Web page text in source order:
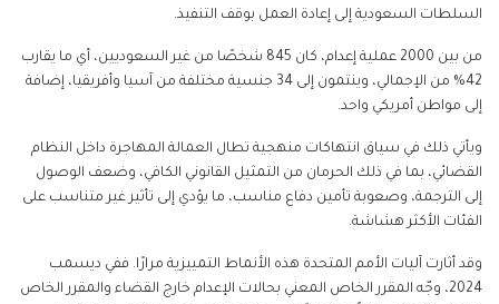
السلطات السعودية إلى إعادة العمل بوقف التنفيذ.
من بين 2000 عملية إعدام، كان 845 شخصًا من غير السعوديين، أي ما يقارب
42% من الإجمالي، وينتمون إلى 34 جنسية مختلفة من آسيا وأفريقيا، إضافة
إلى مواطن أمريكي واحد.
ويأتي ذلك في سياق انتهاكات منهجية تطال العمالة المهاجرة داخل النظام
القضائي، بما في ذلك الحرمان من التمثيل القانوني الكافي، وضعف الوصول
إلى الترجمة، وصعوبة تأمين دفاع مناسب، ما يؤدي إلى تأثير غير متناسب على
الفئات الأكثر هشاشة.
وقد أثارت آليات الأمم المتحدة هذه الأنماط التمييزية مرارًا. ففي ديسمب
2024، وجّه المقرر الخاص المعني بحالات الإعدام خارج القضاء والمقرر الخاص